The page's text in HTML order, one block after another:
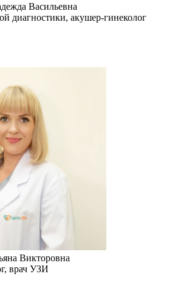
Васильевна
диагностики, акушер-гинеколог
Викторовна
врач УЗИ